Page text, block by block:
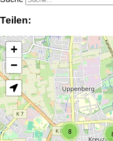
Teilen:
8
+
−